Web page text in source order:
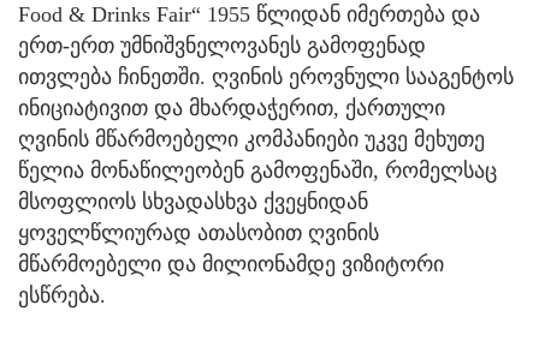
Food & Drinks Fair“ 1955 წლიდან იმერთება და
ერთ-ერთ უმნიშვნელოვანეს გამოფენად
ითვლება ჩინეთში. ღვინის ეროვნული სააგენტოს
ინიციატივით და მხარდაჭერით, ქართული
ღვინის მწარმოებელი კომპანიები უკვე მეხუთე
წელია მონაწილეობენ გამოფენაში, რომელსაც
მსოფლიოს სხვადასხვა ქვეყნიდან
ყოველწლიურად ათასობით ღვინის
მწარმოებელი და მილიონამდე ვიზიტორი
ესწრება.